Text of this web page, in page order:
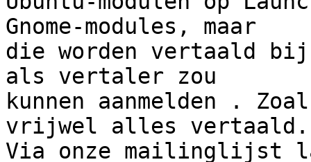
Gnome-modules, maar
die worden vertaald
als vertaler zou
kunnen aanmelden .
vrijwel alles
Via onze mailinglijst